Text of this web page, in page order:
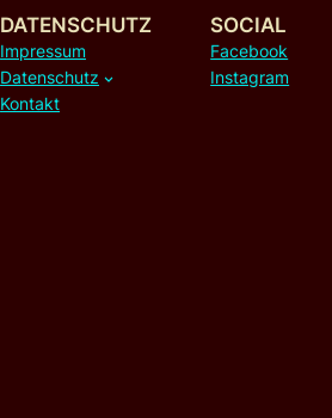
DATENSCHUTZ
Impressum
Datenschutz
Kontakt
SOCIAL
Facebook
Instagram